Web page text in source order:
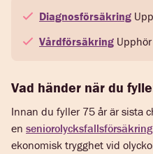
Diagnosförsäkring
Vårdförsäkring
Vad händer när du
Innan du fyller 75 år är sista
en seniorolycksfallsförsäkring
ekonomisk trygghet vid